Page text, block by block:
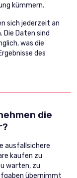
kümmern.
sich jederzeit an
Die Daten sind
was die
des
die
ausfallsichere
kaufen zu
warten, zu
übernimmt